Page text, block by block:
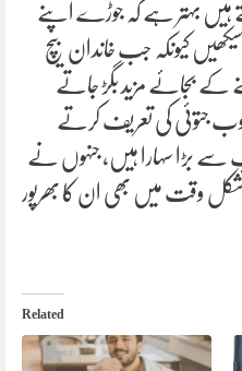
ہیں بہتر ہے کہ جوڑے اپنے
کیونکہ جب خاندان بیچ
کے بجائے مزید بگڑ جاتے
جتوئی کی تعریف کرتے
سے بڑا سہارا ہیں، جنہوں نے
وقت میں بھی ان کا بھرپور
Related